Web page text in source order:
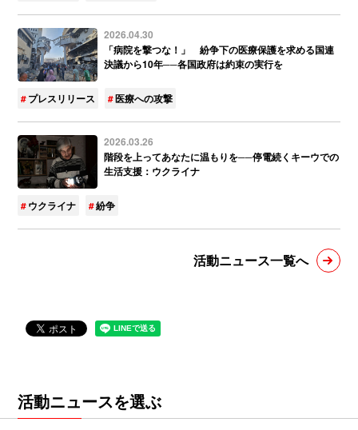
2026.04.30
「病院を撃つな！」 紛争下の医療保護を求める国連
決議から10年──各国政府は約束の実行を
プレスリリース 医療への攻撃
2026.03.26
階段を上ってあなたに温もりを──停電続くキーウでの
生活支援：ウクライナ
ウクライナ 紛争
活動ニュース一覧へ
活動ニュースを選ぶ